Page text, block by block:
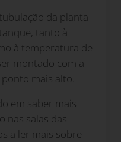
da planta
tanto à
à temperatura de
montado com a
mais alto.
em saber mais
nas salas das
a ler mais sobre